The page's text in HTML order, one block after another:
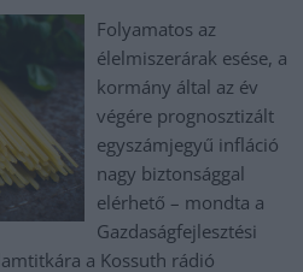
Folyamatos az
élelmiszerárak esése, a
kormány által az év
végére prognosztizált
egyszámjegyű infláció
nagy biztonsággal
elérhető – mondta a
Gazdaságfejlesztési
a Kossuth rádió